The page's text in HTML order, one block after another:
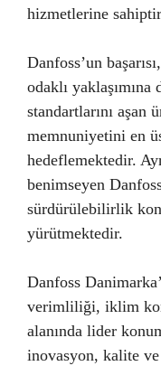
hizmetlerine
Danfoss’un
odaklı
standartlarını aşan
memnuniyetini en
hedeflemektedir.
benimseyen
sürdürülebilirlik
yürütmektedir.
Danfoss
verimliliği, iklim
alanında lider
inovasyon, kalite